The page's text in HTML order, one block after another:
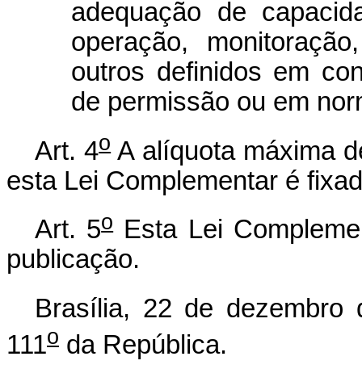
adequação de
operação,
outros definidos em
de permissão ou em
Art. 4oA alíquota máxima
esta Lei Complementar é
Art. 5oEsta Lei
publicação.
Brasília, 22 de dezembro
111o da República.